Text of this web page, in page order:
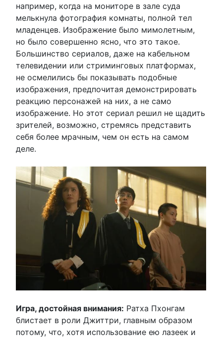
например, когда на мониторе в зале суда
мелькнула фотография комнаты, полной тел
младенцев. Изображение было мимолетным,
но было совершенно ясно, что это такое.
Большинство сериалов, даже на кабельном
телевидении или стриминговых платформах,
не осмелились бы показывать подобные
изображения, предпочитая демонстрировать
реакцию персонажей на них, а не само
изображение. Но этот сериал решил не щадить
зрителей, возможно, стремясь представить
себя более мрачным, чем он есть на самом
деле.
Игра, достойная внимания: Ратха Пхонгам
блистает в роли Джиттри, главным образом
потому, что, хотя использование ею лазеек и